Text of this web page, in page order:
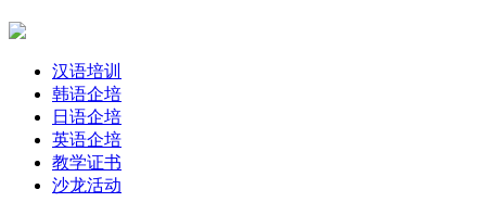
汉语培训
韩语企培
日语企培
英语企培
教学证书
沙龙活动